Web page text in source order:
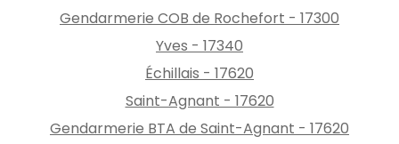
Gendarmerie COB de Rochefort - 17300
Yves - 17340
Échillais - 17620
Saint-Agnant - 17620
Gendarmerie BTA de Saint-Agnant - 17620